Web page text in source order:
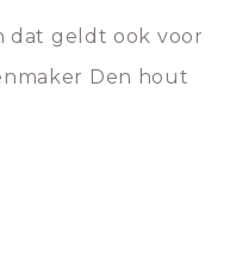
dat geldt ook voor
Den hout